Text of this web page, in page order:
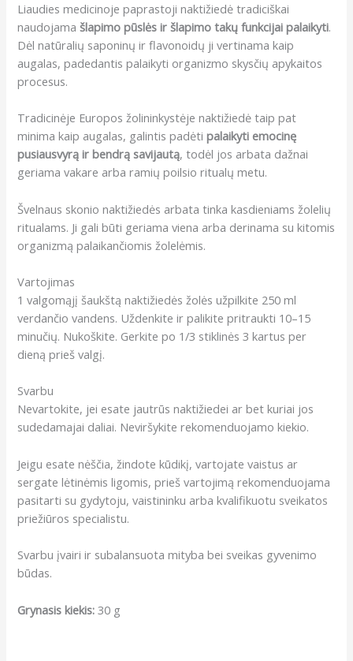
Liaudies medicinoje paprastoji naktižiedė tradiciškai
naudojamašlapimo pūslės ir šlapimo takų funkcijai palaikyti.
Dėl natūralių saponinų ir flavonoidų ji vertinama kaip
augalas, padedantis palaikyti organizmo skysčių apykaitos
procesus.
Tradicinėje Europos žolininkystėje naktižiedė taip pat
minima kaip augalas, galintis padėtipalaikyti emocinę
pusiausvyrą ir bendrą savijautą, todėl jos arbata dažnai
geriama vakare arba ramių poilsio ritualų metu.
Švelnaus skonio naktižiedės arbata tinka kasdieniams žolelių
ritualams. Ji gali būti geriama viena arba derinama su kitomis
organizmą palaikančiomis žolelėmis.
Vartojimas
1 valgomąjį šaukštą naktižiedės žolės užpilkite 250 ml
verdančio vandens. Uždenkite ir palikite pritraukti 10–15
minučių. Nukoškite. Gerkite po 1/3 stiklinės 3 kartus per
dieną prieš valgį.
Svarbu
Nevartokite, jei esate jautrūs naktižiedei ar bet kuriai jos
sudedamajai daliai. Neviršykite rekomenduojamo kiekio.
Jeigu esate nėščia, žindote kūdikį, vartojate vaistus ar
sergate lėtinėmis ligomis, prieš vartojimą rekomenduojama
pasitarti su gydytoju, vaistininku arba kvalifikuotu sveikatos
priežiūros specialistu.
Svarbu įvairi ir subalansuota mityba bei sveikas gyvenimo
būdas.
Grynasis kiekis: 30 g